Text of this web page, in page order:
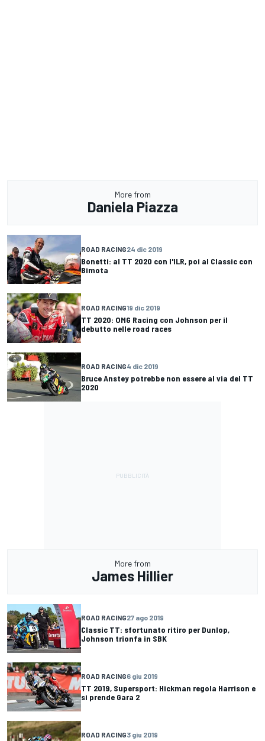
More from
Daniela Piazza
ROAD RACING24 dic 2019
Bonetti: al TT 2020 con l'ILR, poi al Classic con
Bimota
ROAD RACING19 dic 2019
TT 2020: OMG Racing con Johnson per il
debutto nelle road races
ROAD RACING4 dic 2019
Bruce Anstey potrebbe non essere al via del TT
2020
More from
James Hillier
ROAD RACING27 ago 2019
Classic TT: sfortunato ritiro per Dunlop,
Johnson trionfa in SBK
ROAD RACING6 giu 2019
TT 2019, Supersport: Hickman regola Harrison e
si prende Gara 2
ROAD RACING3 giu 2019